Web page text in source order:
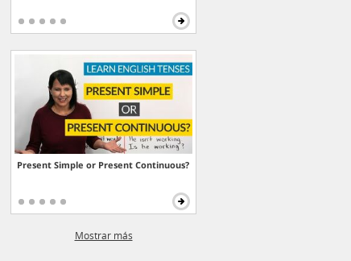
Present Simple or Present Continuous?
Mostrar más